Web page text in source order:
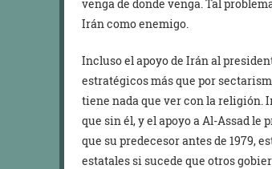
venga de donde venga. Tal
Irán como enemigo.
Incluso el apoyo de Irán al
estratégicos más que por
tiene nada que ver con la religión.
que sin él, y el apoyo a Al-Assad le
que su predecesor antes de 1979,
estatales si sucede que otros